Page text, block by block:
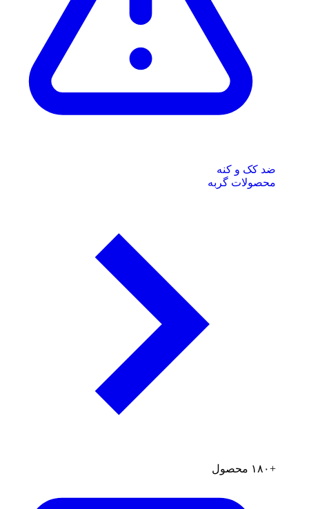
ضد کک و کنه
محصولات گربه
+۱۸۰ محصول